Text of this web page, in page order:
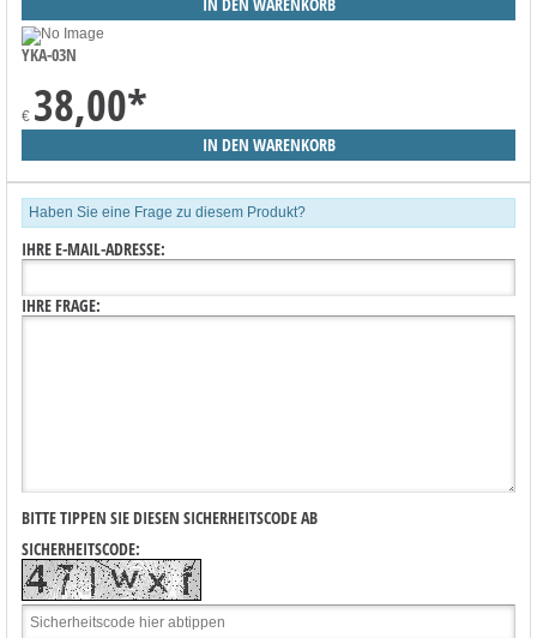
YKA-03N
€ 38,00*
Haben Sie eine Frage zu diesem Produkt?
IHRE E-MAIL-ADRESSE:
IHRE FRAGE:
BITTE TIPPEN SIE DIESEN SICHERHEITSCODE AB
SICHERHEITSCODE: